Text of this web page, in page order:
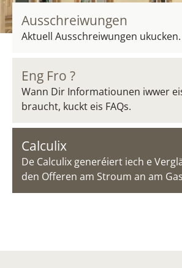
Ausschreiwungen
Aktuell Ausschreiwungen ukucken.
Eng Fro ?
Wann Dir Informatiounen iwwer
braucht, kuckt eis FAQs.
Calculix
De Calculix generéiert iech e
den Offeren am Stroum an am